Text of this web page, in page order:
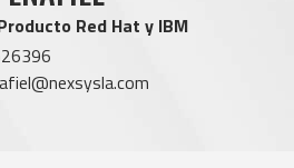
Red Hat y IBM